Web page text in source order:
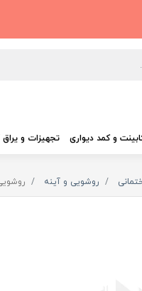
و کمد دیواری تجهیزات و
روشویی و آینه